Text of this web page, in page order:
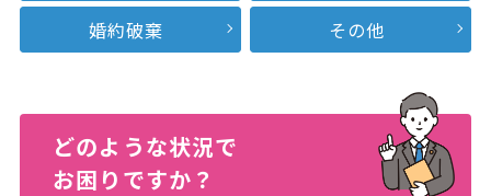
婚約破棄 その他
どのような状況で
お困りですか？